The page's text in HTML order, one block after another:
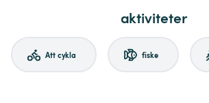
aktiviteter
Att cykla fiske